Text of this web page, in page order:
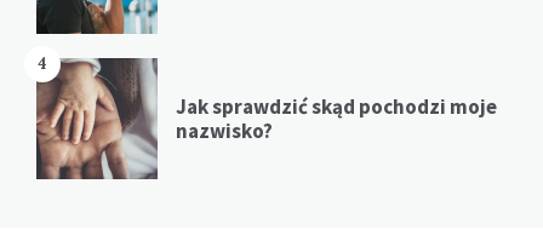
4
Jak sprawdzić skąd pochodzi moje
nazwisko?